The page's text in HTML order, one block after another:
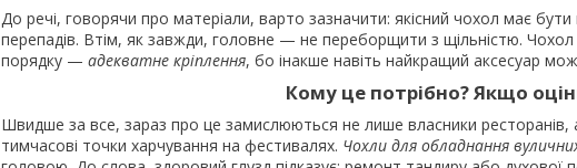
До речі, говорячи про матеріали, варто зазначити: якісний чохол має
перепадів. Втім, як завжди, головне — не переборщити з щільністю.
порядку — адекватне кріплення, бо інакше навіть найкращий аксесуар
Кому це потрібно? Якщо
Швидше за все, зараз про це замислюються не лише власники
тимчасові точки харчування на фестивалях. Чохли для обладнання